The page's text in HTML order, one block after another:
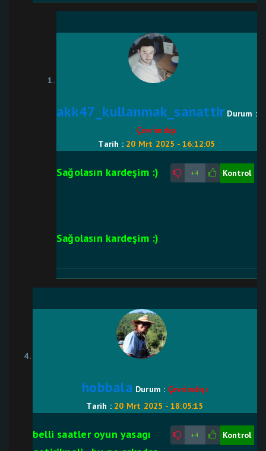
akk47_kullanmak_sanattir Durum :
Çevrimdışı
Tarih : 20 Mrt 2025 - 16:12:05
+4 Kontrol
Sağolasın kardeşim :)
Sağolasın kardeşim :)
hobbala Durum : Çevrimdışı
Tarih : 20 Mrt 2025 - 18:05:15
+4 Kontrol
belli saatler oyun yasagı